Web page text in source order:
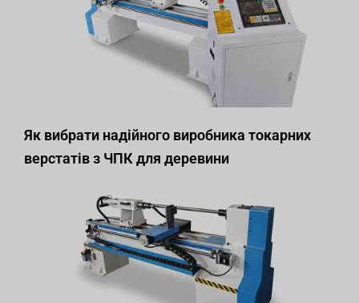
Як вибрати надійного виробника токарних
верстатів з ЧПК для деревини